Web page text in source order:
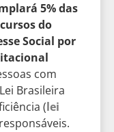
5% das
do
Social por
com
Brasileira
(lei